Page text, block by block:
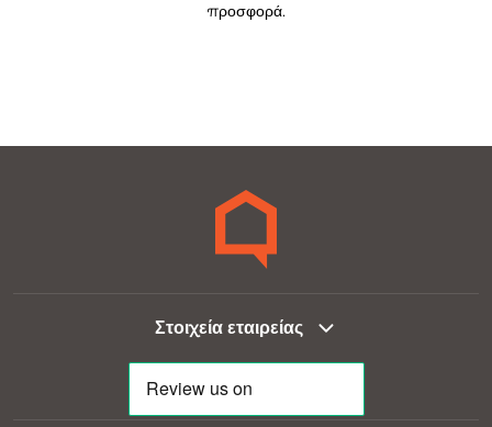
προσφορά.
Στοιχεία εταιρείας